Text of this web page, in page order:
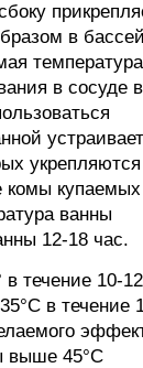
в
в сосуде
комы купаемых
ванны
12-18 час.
течение 10-
в течение
выше 45°C